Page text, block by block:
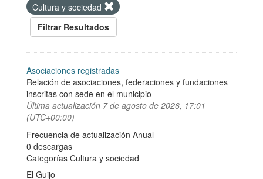
Cultura y sociedad
Filtrar Resultados
Asociaciones registradas
Relación de asociaciones, federaciones y fundaciones
inscritas con sede en el municipio
Última actualización 7 de agosto de 2026, 17:01
(UTC+00:00)
Frecuencia de actualización Anual
0 descargas
Categorías Cultura y sociedad
El Guijo